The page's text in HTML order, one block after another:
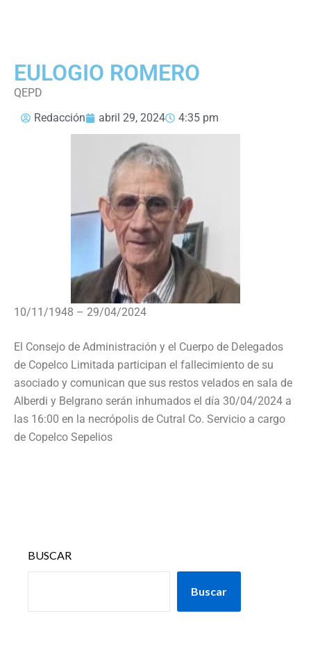
EULOGIO ROMERO
QEPD
Redacción
abril 29, 2024 4:35 pm
10/11/1948 – 29/04/2024
El Consejo de Administración y el Cuerpo de Delegados
de Copelco Limitada participan el fallecimiento de su
asociado y comunican que sus restos velados en sala de
Alberdi y Belgrano serán inhumados el día 30/04/2024 a
las 16:00 en la necrópolis de Cutral Co. Servicio a cargo
de Copelco Sepelios
BUSCAR
Buscar